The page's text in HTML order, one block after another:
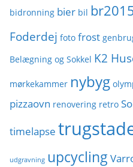
bidronning bier bil
Foderdej foto frost
Belægning og Sokkel K2
mørkekammer nybyg
pizzaovn renovering retro
timelapse
udgravning upcycling